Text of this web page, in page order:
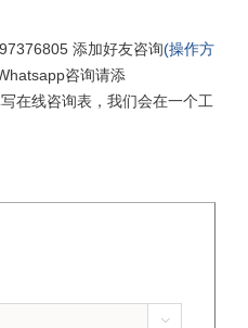
添加好友咨询(操作方
咨询请添
在线咨询表，我们会在一个工
